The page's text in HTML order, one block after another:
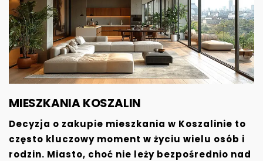
MIESZKANIA KOSZALIN
Decyzja o zakupie mieszkania w Koszalinie to
często kluczowy moment w życiu wielu osób i
rodzin. Miasto, choć nie leży bezpośrednio nad